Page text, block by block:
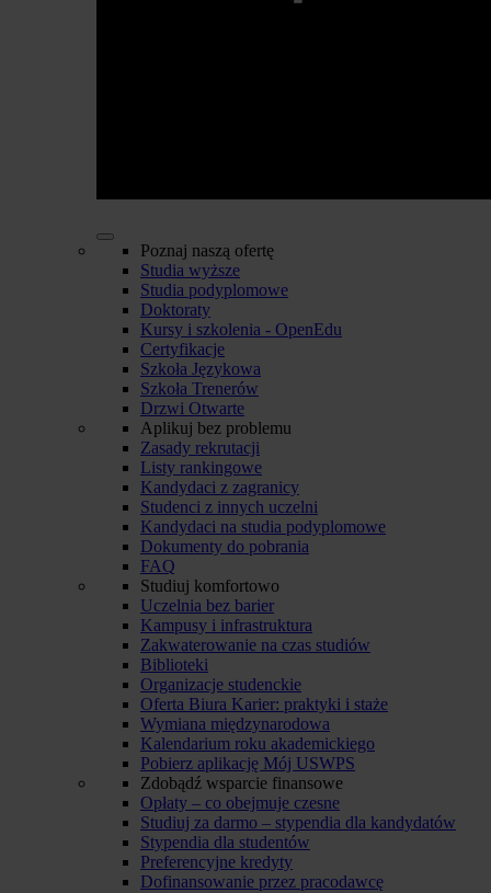
Poznaj naszą ofertę
Studia wyższe
Studia podyplomowe
Doktoraty
Kursy i szkolenia - OpenEdu
Certyfikacje
Szkoła Językowa
Szkoła Trenerów
Drzwi Otwarte
Aplikuj bez problemu
Zasady rekrutacji
Listy rankingowe
Kandydaci z zagranicy
Studenci z innych uczelni
Kandydaci na studia podyplomowe
Dokumenty do pobrania
FAQ
Studiuj komfortowo
Uczelnia bez barier
Kampusy i infrastruktura
Zakwaterowanie na czas studiów
Biblioteki
Organizacje studenckie
Oferta Biura Karier: praktyki i staże
Wymiana międzynarodowa
Kalendarium roku akademickiego
Pobierz aplikację Mój USWPS
Zdobądź wsparcie finansowe
Opłaty – co obejmuje czesne
Studiuj za darmo – stypendia dla kandydatów
Stypendia dla studentów
Preferencyjne kredyty
Dofinansowanie przez pracodawcę